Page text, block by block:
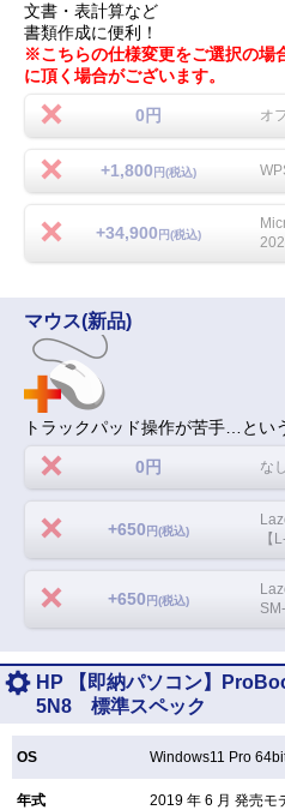
文書・表計算など
書類作成に便利！
※こちらの仕様変更をご選択の場
に頂く場合がございます。
0円 オ
+1,800 円(税込)
+34,900 円(税込)
マウス(新品)
トラックパッド操作が苦手…とい
0円 な
+650 円(税込)
【
+650 円(税込)
HP 【即納パソコン】
5N8 標準スペック
OS Windows11 Pro
年式 2019 年 6 月 発売モ